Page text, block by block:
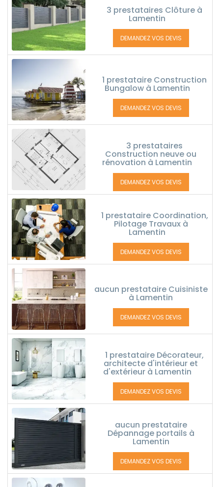
3 prestataires Clôture à
Lamentin
DEMANDEZ VOS DEVIS
1 prestataire Construction
Bungalow à Lamentin
DEMANDEZ VOS DEVIS
3 prestataires
Construction neuve ou
rénovation à Lamentin
DEMANDEZ VOS DEVIS
1 prestataire Coordination,
Pilotage Travaux à
Lamentin
DEMANDEZ VOS DEVIS
aucun prestataire Cuisiniste
à Lamentin
DEMANDEZ VOS DEVIS
1 prestataire Décorateur,
architecte d'intérieur et
d'extérieur à Lamentin
DEMANDEZ VOS DEVIS
aucun prestataire
Dépannage portails à
Lamentin
DEMANDEZ VOS DEVIS